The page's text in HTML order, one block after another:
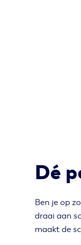
Dé
Ben je op
draai aan
maakt de